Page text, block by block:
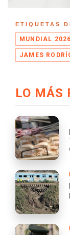
ETIQUETAS
MUNDIAL 2026
JAMES
LO MÁS